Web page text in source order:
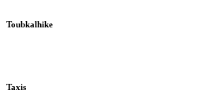
Toubkalhike
Taxis